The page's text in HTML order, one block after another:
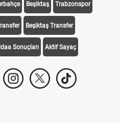
Beşiktaş Trabzonspor
Beşiktaş Transfer
Sonuçları Aktif Sayaç